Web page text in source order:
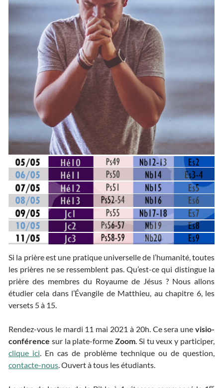
Si la prière est une pratique universelle de l’humanité, toutes
les prières ne se ressemblent pas. Qu’est-ce qui distingue la
prière des membres du Royaume de Jésus ? Nous allons
étudier cela dans l’Évangile de Matthieu, au chapitre 6, les
versets 5 à 15.
Rendez-vous le mardi 11 mai 2021 à 20h. Ce sera une visio-
conférence sur la plate-formeZoom. Si tu veux y participer,
clique ici. En cas de problème technique ou de question,
contacte-nous. Ouvert à tous les étudiants.